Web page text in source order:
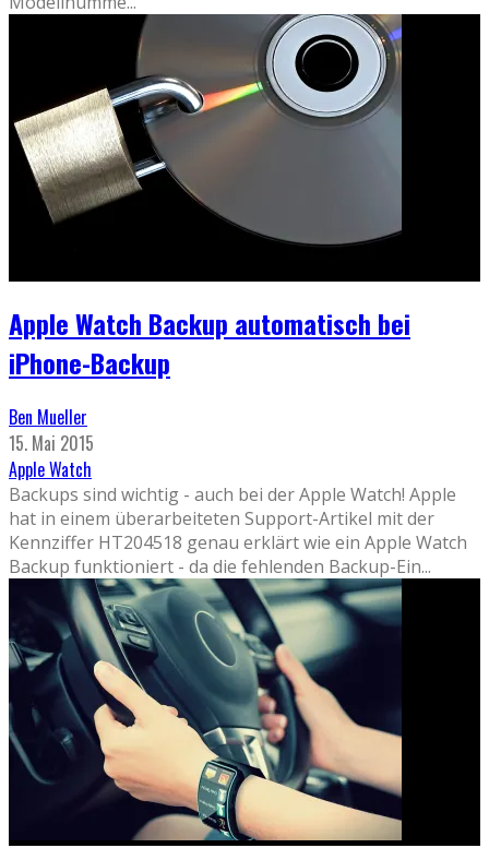
Apple Watch Backup automatisch bei
iPhone-Backup
Ben Mueller
15. Mai 2015
Apple Watch
Backups sind wichtig - auch bei der Apple Watch! Apple
hat in einem überarbeiteten Support-Artikel mit der
Kennziffer HT204518 genau erklärt wie ein Apple Watch
Backup funktioniert - da die fehlenden Backup-Ein...